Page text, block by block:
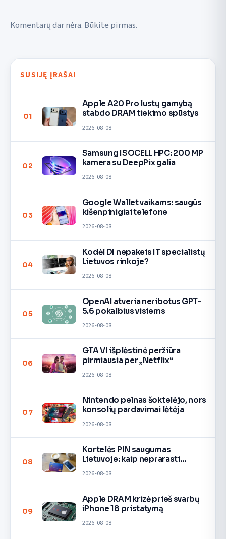
Komentarų dar nėra. Būkite pirmas.
SUSIJĘ ĮRAŠAI
01
Apple A20 Pro lustų gamybą
stabdo DRAM tiekimo spūstys
2026-08-08
02
Samsung ISOCELL HPC: 200 MP
kamera su DeepPix galia
2026-08-08
03
Google Wallet vaikams: saugūs
kišenpinigiai telefone
2026-08-08
04
Kodėl DI nepakeis IT specialistų
Lietuvos rinkoje?
2026-08-08
05
OpenAI atveria neribotus GPT-
5.6 pokalbius visiems
2026-08-08
06
GTA VI išplėstinė peržiūra
pirmiausia per „Netflix“
2026-08-08
07
Nintendo pelnas šoktelėjo, nors
konsolių pardavimai lėtėja
2026-08-08
08
Kortelės PIN saugumas
Lietuvoje: kaip neprarasti
2026-08-08
09
Apple DRAM krizė prieš svarbų
iPhone 18 pristatymą
2026-08-08